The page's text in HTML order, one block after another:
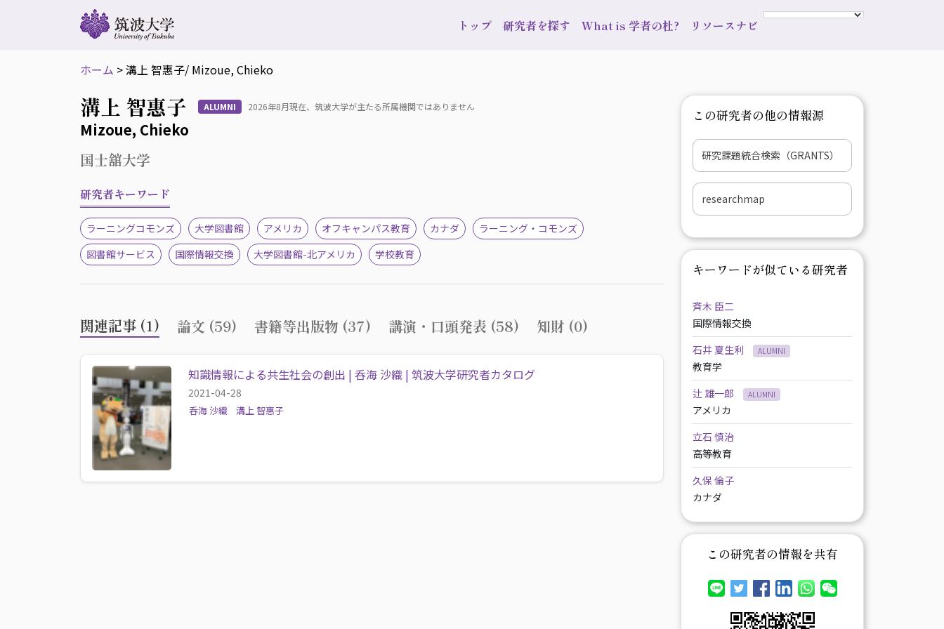
トップ 研究者を探す What is 学者の杜? リソースナビ
ホーム >溝上 智惠子/ Mizoue, Chieko
溝上 智惠子 ALUMNI 2026年8月現在、筑波大学が主たる所属機関ではありません
Mizoue, Chieko
国士舘大学
研究者キーワード
ラーニングコモンズ 大学図書館 アメリカ オフキャンパス教育 カナダ
ラーニング・コモンズ
図書館サービス
国際情報交換 大学図書館-北アメリカ 学校教育
関連記事 (1) 論文 (59) 書籍等出版物 (37) 講演・口頭発表 (58) 知財 (0)
知識情報による共生社会の創出 | 呑海 沙織 | 筑波大学研究者カタログ
2021-04-28
呑海 沙織 溝上 智惠子
この研究者の他の情報源
研究課題統合検索（GRANTS）
researchmap
キーワードが似ている研究者
斉木 臣二
国際情報交換
石井 夏生利
ALUMNI
教育学
辻 雄一郎
ALUMNI
アメリカ
立石 慎治
高等教育
久保 倫子
カナダ
この研究者の情報を共有